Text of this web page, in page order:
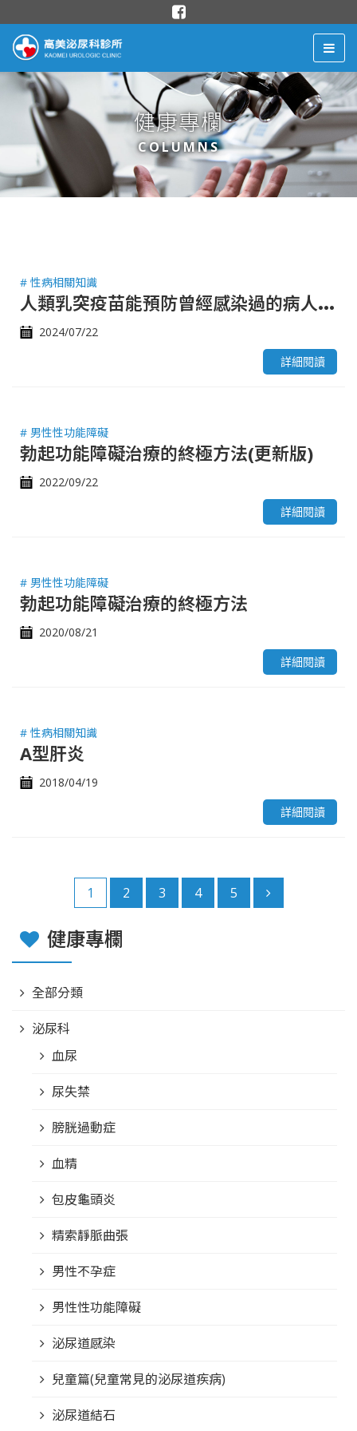
健康專欄
COLUMNS
# 性病相關知識
人
類乳突疫苗能預防曾經感染過的病人嗎？
2024/07/22
詳細閱讀
# 男性性功能障礙
勃起功能障礙治療的終極方法(更新版)
2022/09/22
詳細閱讀
# 男性性功能障礙
勃起功能障礙治療的終極方法
2020/08/21
詳細閱讀
# 性病相關知識
A型肝炎
2018/04/19
詳細閱讀
1 2 3 4 5
健康專欄
全部分類
泌尿科
血尿
尿失禁
膀胱過動症
血精
包皮龜頭炎
精索靜脈曲張
男性不孕症
男性性功能障礙
泌尿道感染
兒童篇(兒童常見的泌尿道疾病)
泌尿道結石